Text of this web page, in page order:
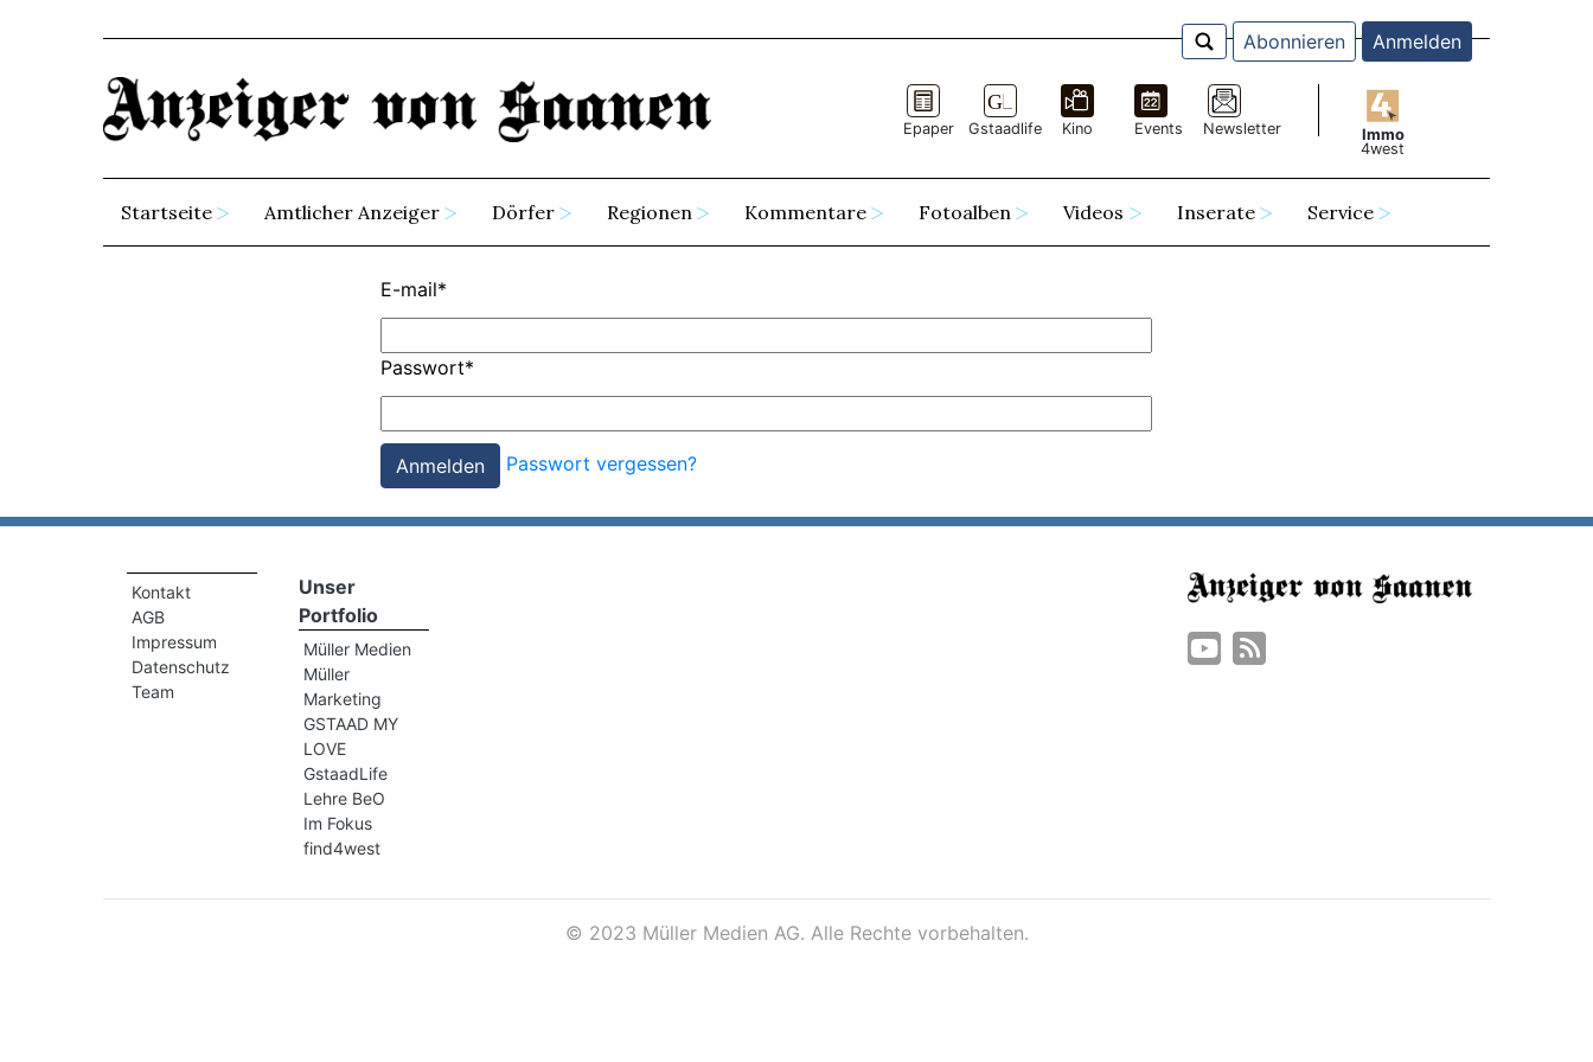
Abonnieren Anmelden
Epaper Gstaadlife Kino Events Newsletter
Immo
4west
Startseite Amtlicher Anzeiger Dörfer Regionen Kommentare Fotoalben Videos Inserate Service
E-mail*
Passwort*
Passwort vergessen?
Kontakt
AGB
Impressum
Datenschutz
Team
Unser
Portfolio
Müller Medien
Müller
Marketing
GSTAAD MY
LOVE
GstaadLife
Lehre BeO
Im Fokus
find4west
© 2023 Müller Medien AG. Alle Rechte vorbehalten.